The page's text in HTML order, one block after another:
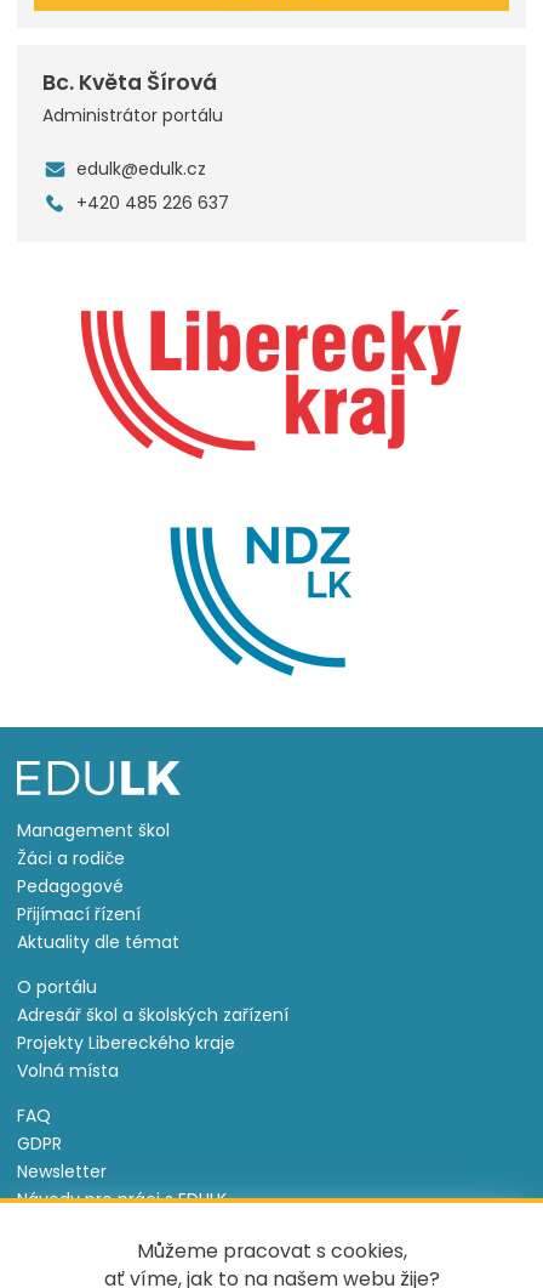
Můžeme pracovat s cookies,
ať víme, jak to na našem webu žije?
Bc. Květa Šírová
Administrátor portálu
edulk@edulk.cz
+420 485 226 637
Management škol
Žáci a rodiče
Pedagogové
Přijímací řízení
Aktuality dle témat
O portálu
Adresář škol a školských zařízení
Projekty Libereckého kraje
Volná místa
FAQ
GDPR
Newsletter
Návody pro práci s EDULK
Nastavení cookies
Informace o souborech cookie